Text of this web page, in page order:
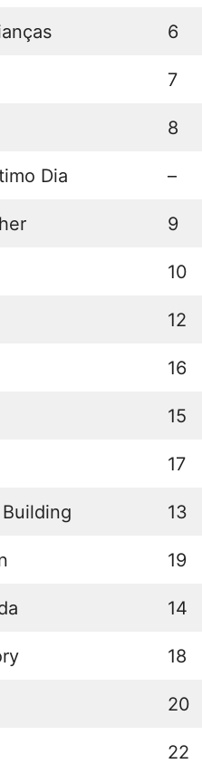
6
7
8
Dia –
9
10
12
16
15
17
13
19
14
18
20
22